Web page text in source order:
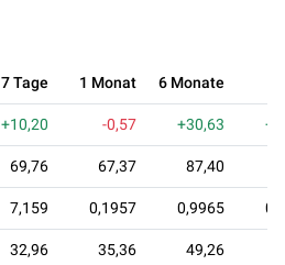
7 Tage 1 Monat 6 Monate
+10,20 -0,57 +30,63
69,76 67,37 87,40
7,159 0,1957 0,9965
32,96 35,36 49,26